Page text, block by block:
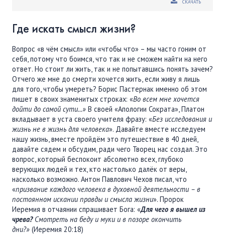
ВРЕМЯ| ДЕНЬГИ
СКАЧАТЬ
Где искать смысл жизни?
Вопрос «в чём смысл» или «чтобы что» – мы часто гоним от
себя, потому что боимся, что так и не сможем найти на него
ответ. Но стоит ли жить, так и не попытавшись понять зачем?
Отчего же мне до смерти хочется жить, если живу я лишь
для того, чтобы умереть? Борис Пастернак именно об этом
пишет в своих знаменитых строках: «Во всем мне хочется
дойти до самой сути...» В своей «Апологии Сократа», Платон
вкладывает в уста своего учителя фразу: «Без исследования и
жизнь не в жизнь для человека». Давайте вместе исследуем
нашу жизнь, вместе пройдём это путешествие в 40 дней,
давайте сядем и обсудим, ради чего Творец нас создал. Это
вопрос, который беспокоит абсолютно всех, глубоко
верующих людей и тех, кто настолько далёк от веры,
насколько возможно. Антон Павлович Чехов писал, что
«призвание каждого человека в духовной деятельности ­– в
постоянном искании правды и смысла жизни». Пророк
Иеремия в отчаянии спрашивает Бога: «Для чего я вышел из
чрева?Смотреть на беду и муки и в позоре окончить
дни?» (Иеремия 20:18)